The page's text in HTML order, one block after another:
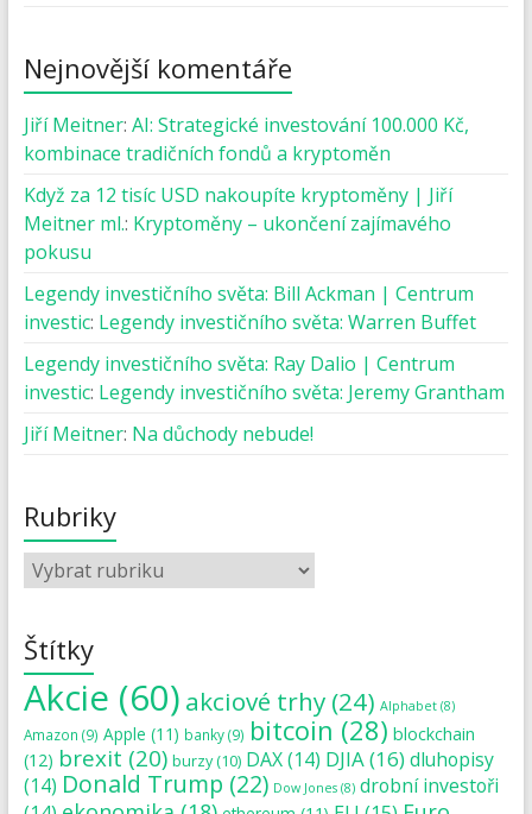
Nejnovější komentáře
Jiří Meitner: AI: Strategické investování 100.000 Kč,
kombinace tradičních fondů a kryptoměn
Když za 12 tisíc USD nakoupíte kryptoměny | Jiří
Meitner ml.: Kryptoměny – ukončení zajímavého
pokusu
Legendy investičního světa: Bill Ackman | Centrum
investic: Legendy investičního světa: Warren Buffet
Legendy investičního světa: Ray Dalio | Centrum
investic: Legendy investičního světa: Jeremy Grantham
Jiří Meitner: Na důchody nebude!
Rubriky
Štítky
Akcie (60) akciové trhy(24) Alphabet(8)
Amazon (9) Apple (11) banky(9) bitcoin (28) blockchain
(12) brexit (20) burzy(10) DAX(14) DJIA(16)dluhopisy
(14) Donald Trump (22) Dow Jones(8) drobní investoři